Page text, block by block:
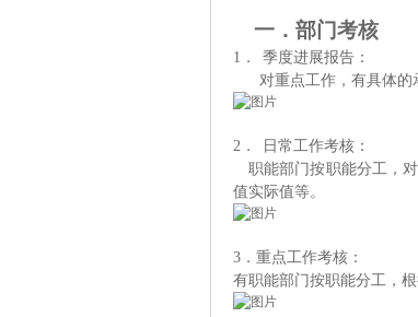
一．部门考核
1 ．
季度进展报告：
对重点工作，有具体的
2 ．
日常工作考核：
职能部门按职能分工，
值实际值等。
3 ．重点工作考核：
有职能部门按职能分工，